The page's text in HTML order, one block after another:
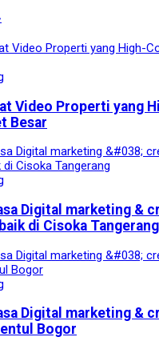
Video Properti yang
Besar
Digital marketing &
di Cisoka Tangerang
Digital marketing &
Bogor